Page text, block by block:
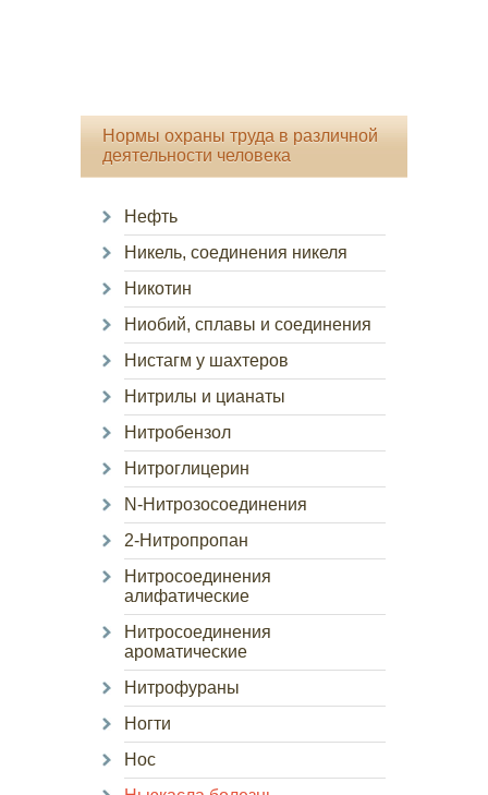
Нормы охраны труда в различной
деятельности человека
Нефть
Никель, соединения никеля
Никотин
Ниобий, сплавы и соединения
Нистагм у шахтеров
Нитрилы и цианаты
Нитробензол
Нитроглицерин
N-Нитрозосоединения
2-Нитропропан
Нитросоединения
алифатические
Нитросоединения
ароматические
Нитрофураны
Ногти
Нос